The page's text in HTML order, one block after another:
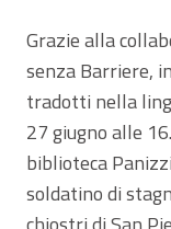
Grazie alla
senza Barriere,
tradotti nella
27 giugno alle
biblioteca
soldatino di